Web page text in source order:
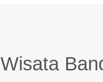
Wisata